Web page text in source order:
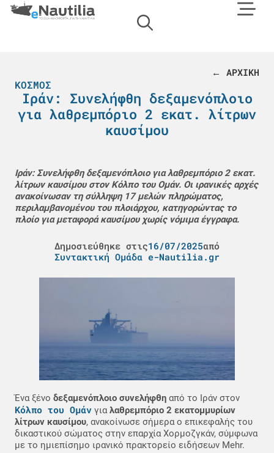
← ΑΡΧΙΚΗ
ΚΌΣΜΟΣ
Ιράν: Συνελήφθη δεξαμενόπλοιο
για λαθρεμπόριο 2 εκατ. λίτρων
καυσίμου
Ιράν: Συνελήφθη δεξαμενόπλοιο για λαθρεμπόριο 2 εκατ.
λίτρων καυσίμου στον Κόλπο του Ομάν. Οι ιρανικές αρχές
ανακοίνωσαν τη σύλληψη 17 μελών πληρώματος,
περιλαμβανομένου του πλοιάρχου, κατηγορώντας το
πλοίο για μεταφορά καυσίμου χωρίς νόμιμα έγγραφα.
Δημοσιεύθηκε στις16/07/2025από
Συντακτική Ομάδα e-Nautilia.gr
Ένα ξένο δεξαμενόπλοιο συνελήφθη από το Ιράν στον
Κόλπο του Ομάν γιαλαθρεμπόριο 2 εκατομμυρίων
λίτρων καυσίμου, ανακοίνωσε σήμερα ο επικεφαλής του
δικαστικού σώματος στην επαρχία Χορμοζγκάν, σύμφωνα
με το ημιεπίσημο ιρανικό πρακτορείο ειδήσεων Mehr.